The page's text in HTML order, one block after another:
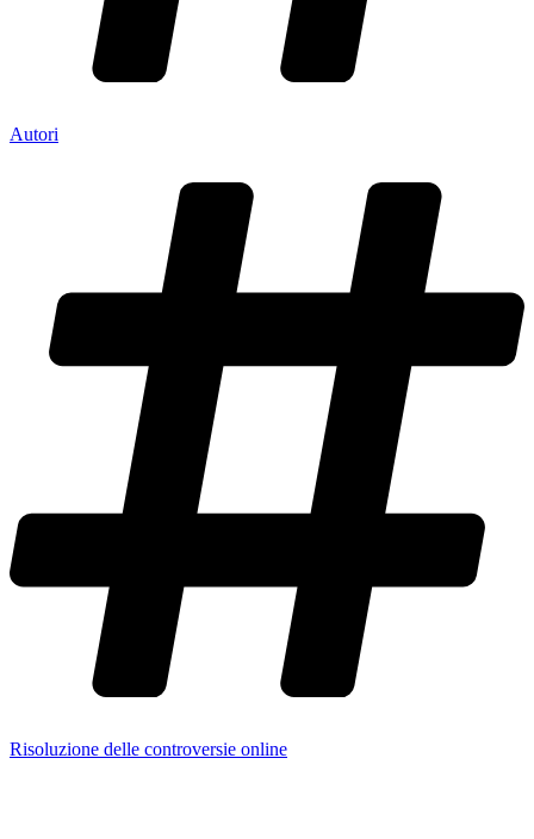
Autori
Risoluzione delle controversie online